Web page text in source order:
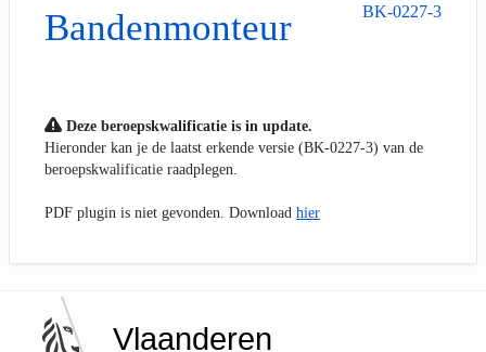
Bandenmonteur BK-0227-3
Deze beroepskwalificatie is in update.
Hieronder kan je de laatst erkende versie (BK-0227-3) van de
beroepskwalificatie raadplegen.
PDF plugin is niet gevonden. Download hier
Vlaanderen